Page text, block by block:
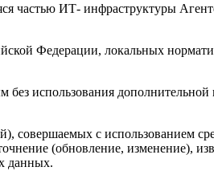
частью ИТ- инфраструктуры
Федерации, локальных
без использования
совершаемых с использованием
(обновление, изменение),
данных.